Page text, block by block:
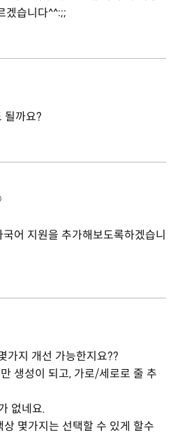
겠습니다^^:;;
될까요?
어 지원을 추가해보도록하겠습니
가지 개선 가능한지요??
생성이 되고, 가로/세로로 줄 추
없네요.
몇가지는 선택할 수 있게 할수